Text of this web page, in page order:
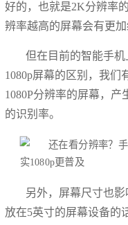
好的，也就是2K分辨率
辨率越高的屏幕会有更加
但在目前的智能手
1080p屏幕的区别，我们
1080P分辨率的屏幕，
的识别率。
另外，屏幕尺寸也
放在5英寸的屏幕设备的